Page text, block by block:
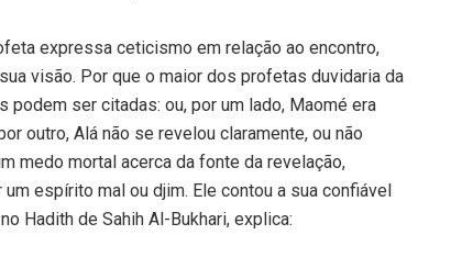
expressa ceticismo em relação ao encontro,
visão. Por que o maior dos profetas duvidaria da
ser citadas: ou, por um lado, Maomé era
outro, Alá não se revelou claramente, ou não
medo mortal acerca da fonte da revelação,
espírito mal ou djim. Ele contou a sua confiável
Hadith de Sahih Al-Bukhari, explica: